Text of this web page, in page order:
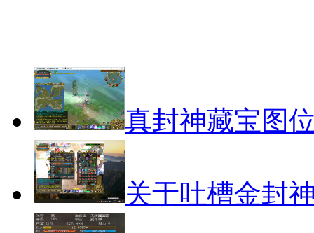
真封神藏宝图
关于吐槽金封